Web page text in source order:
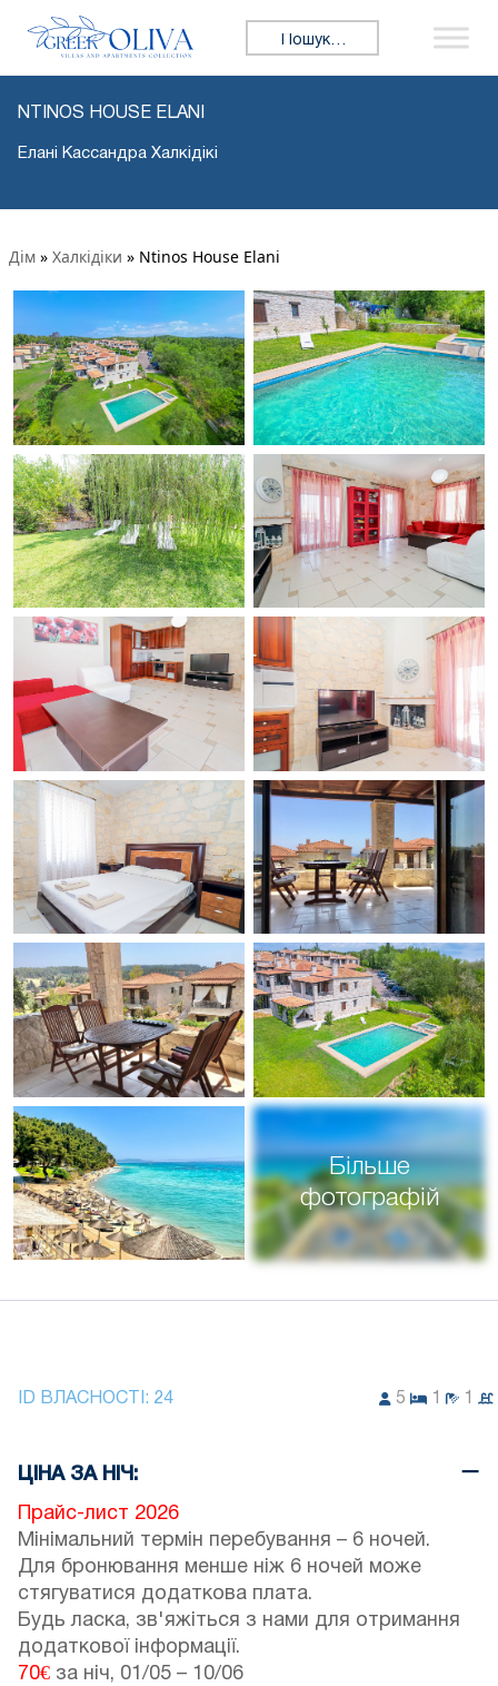
Пошук:
NTINOS HOUSE ELANI
Елані Кассандра Халкідікі
Дім » Халкідіки » Ntinos House Elani
Більше
фотографій
ID ВЛАСНОСТІ: 24 5
ЦІНА ЗА НІЧ:
Прайс-лист 2026
Мінімальний термін перебування – 6 ночей.
Для бронювання менше ніж 6 ночей може
стягуватися додаткова плата.
Будь ласка, зв'яжіться з нами для отримання
додаткової інформації.
70€ за ніч, 01/05 – 10/06